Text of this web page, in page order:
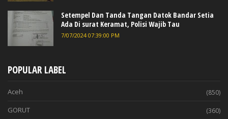
Setempel Dan Tanda Tangan Datok Bandar Setia
Ada Di surat Keramat, Polisi Wajib Tau
7/07/2024 07:39:00 PM
POPULAR LABEL
Aceh (850)
GORUT (360)